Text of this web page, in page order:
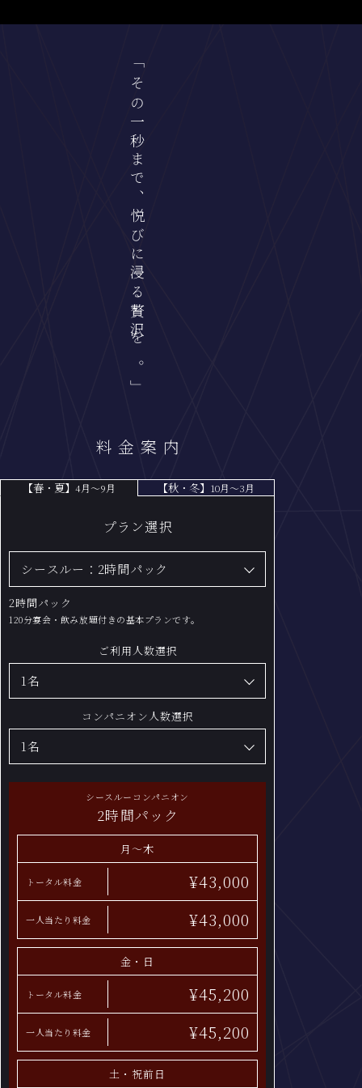
「その一秒まで、悦びに浸る贅沢を。」
料金案内
【春・夏】4月～9月 料金プラン
ン手配は2名以上、
り承ります。
【春・夏】 4月〜9月 【秋・冬】 10月〜3月
プラン選択
2時間パック
120分宴会・飲み放題付きの基本プランです。
ご利用人数選択
コンパニオン人数選択
シースルーコンパニオン
2時間パック
月〜木
トータル料金 ¥43,000
一人当たり料金 ¥43,000
金・日
トータル料金 ¥45,200
一人当たり料金 ¥45,200
土・祝前日